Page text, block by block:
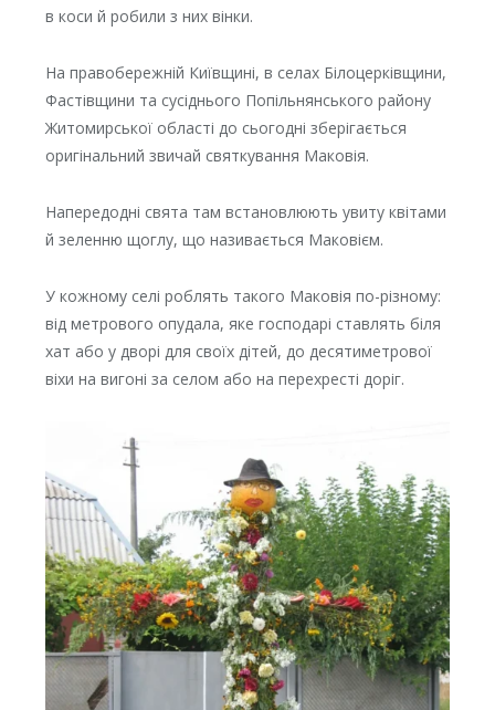
в коси й робили з них вінки.
На правобережній Київщині, в селах Білоцерківщини,
Фастівщини та сусіднього Попільнянського району
Житомирської області до сьогодні зберігається
оригінальний звичай святкування Маковія.
Напередодні свята там встановлюють увиту квітами
й зеленню щоглу, що називається Маковієм.
У кожному селі роблять такого Маковія по-різному:
від метрового опудала, яке господарі ставлять біля
хат або у дворі для своїх дітей, до десятиметрової
віхи на вигоні за селом або на перехресті доріг.